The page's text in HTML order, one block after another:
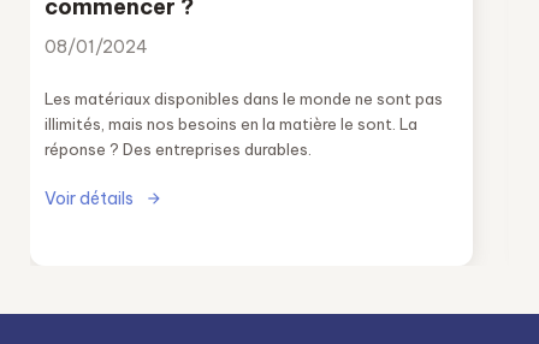
commencer ?
08/01/2024
Les matériaux disponibles dans le monde ne sont pas
illimités, mais nos besoins en la matière le sont. La
réponse ? Des entreprises durables.
Voir détails